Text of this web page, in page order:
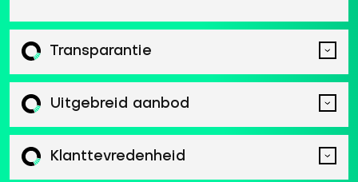
Transparantie
Uitgebreid aanbod
Klanttevredenheid